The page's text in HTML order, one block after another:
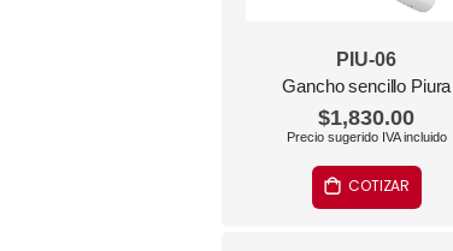
PIU-06
Gancho sencillo Piura
$1,830.00
COTIZAR